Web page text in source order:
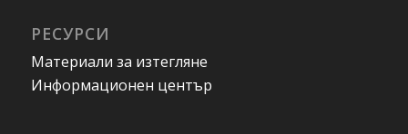
РЕСУРСИ
Материали за изтегляне
Информационен център